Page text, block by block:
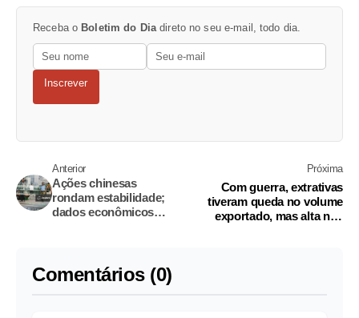
Receba o Boletim do Diadireto no seu e-mail, todo dia.
Inscrever
Anterior
Ações chinesas
rondam estabilidade;
dados econômicos
Próxima
Com guerra, extrativas
tiveram queda no volume
exportado, mas alta nos
Comentários (0)